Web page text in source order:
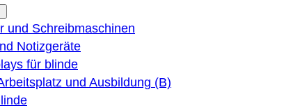
und Schreibmaschinen
Notizgeräte
für blinde
und Ausbildung (B)